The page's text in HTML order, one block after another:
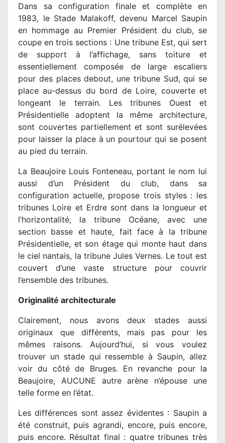
Dans sa configuration finale et complète en
1983, le Stade Malakoff, devenu Marcel Saupin
en hommage au Premier Président du club, se
coupe en trois sections : Une tribune Est, qui sert
de support à l’affichage, sans toiture et
essentiellement composée de large escaliers
pour des places debout, une tribune Sud, qui se
place au-dessus du bord de Loire, couverte et
longeant le terrain. Les tribunes Ouest et
Présidentielle adoptent la même architecture,
sont couvertes partiellement et sont surélevées
pour laisser la place à un pourtour qui se posent
au pied du terrain.
La Beaujoire Louis Fonteneau, portant le nom lui
aussi d’un Président du club, dans sa
configuration actuelle, propose trois styles : les
tribunes Loire et Erdre sont dans la longueur et
l’horizontalité, la tribune Océane, avec une
section basse et haute, fait face à la tribune
Présidentielle, et son étage qui monte haut dans
le ciel nantais, la tribune Jules Vernes. Le tout est
couvert d’une vaste structure pour couvrir
l’ensemble des tribunes.
Originalité architecturale
Clairement, nous avons deux stades aussi
originaux que différents, mais pas pour les
mêmes raisons. Aujourd’hui, si vous voulez
trouver un stade qui ressemble à Saupin, allez
voir du côté de Bruges. En revanche pour la
Beaujoire, AUCUNE autre arène n’épouse une
telle forme en l’état.
Les différences sont assez évidentes : Saupin a
été construit, puis agrandi, encore, puis encore,
puis encore. Résultat final : quatre tribunes très